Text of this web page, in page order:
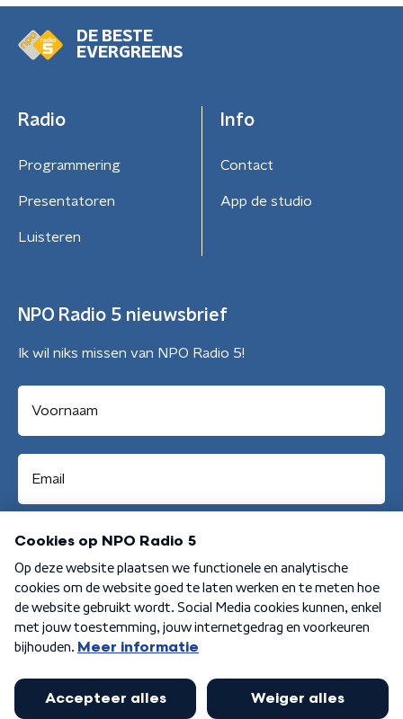
DE BESTE
EVERGREENS
Radio
Programmering
Presentatoren
Luisteren
Info
Contact
App de studio
NPO Radio 5 nieuwsbrief
Ik wil niks missen van NPO Radio 5!
Aanmelden
Algemene voorwaarden Privacybeleid